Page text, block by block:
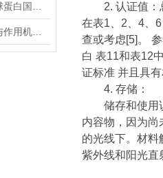
2. 认证值：总
在表1、2、4、
查或考虑[5]。
白 表11和表12
证标准 并且具
4. 存储：
储存和使用说
内容物，因为
的光线下。材
紫外线和阳光直